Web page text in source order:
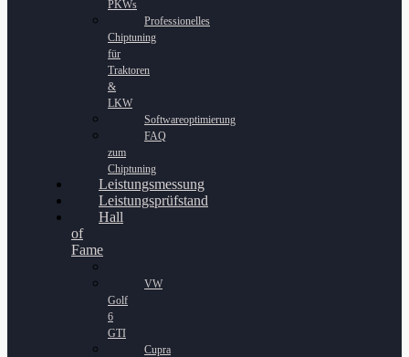
PKWs
Professionelles
Chiptuning
für
Traktoren
&
LKW
Softwareoptimierung
FAQ
zum
Chiptuning
Leistungsmessung
Leistungsprüfstand
Hall
of
Fame
VW
Golf
6
GTI
Cupra